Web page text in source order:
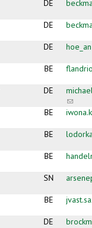
DE
DE
DE
BE
DE
(link
sends
mail)
BE
BE
BE
SN
BE
DE